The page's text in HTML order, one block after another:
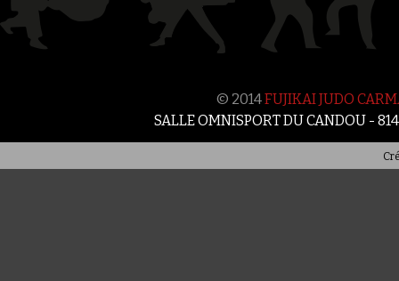
© 2014FUJIKAI JUDO
SALLE OMNISPORT DU CANDOU -